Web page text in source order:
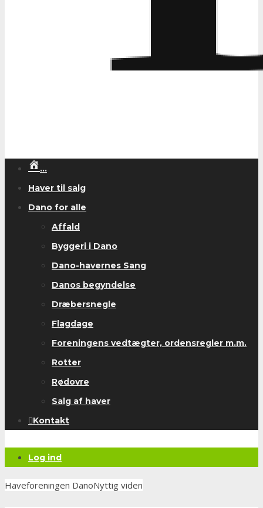
…
Haver til salg
Dano for alle
Affald
Byggeri i Dano
Dano-havernes Sang
Danos begyndelse
Dræbersnegle
Flagdage
Foreningens vedtægter, ordensregler m.m.
Rotter
Rødovre
Salg af haver
Kontakt
Log ind
Haveforeningen DanoNyttig viden